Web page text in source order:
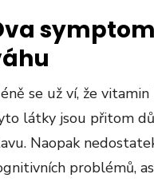
se už ví, že
látky jsou přitom
Naopak
problémů,